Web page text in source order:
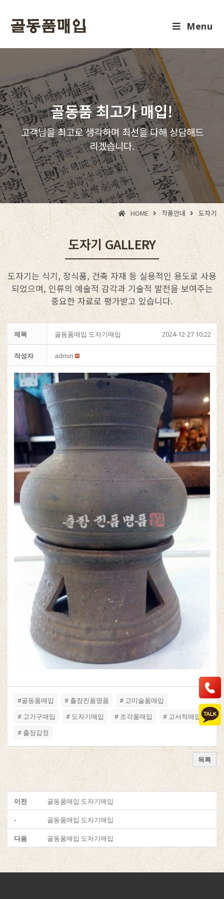
Menu
골동품 최고가 매입!
고객님을 최고로 생각하며 최선을 다해 상담해드
리겠습니다.
HOME 작품안내 도자기
도자기 GALLERY
도자기는 식기, 장식품, 건축 자재 등 실용적인 용도로 사용
되었으며, 인류의 예술적 감각과 기술적 발전을 보여주는
중요한 자료로 평가받고 있습니다.
제목 골동품매입 도자기매입 2024-12-27 10:22
작성자 admin
#골동품매입 # 출장진품명품
# 고미술품매입
# 고가구매입
# 도자기매입 # 조각품매입
# 고서적매입
# 출장감정
목록
이전 골동품매입 도자기매입
- 골동품매입 도자기매입
다음 골동품매입 도자기매입